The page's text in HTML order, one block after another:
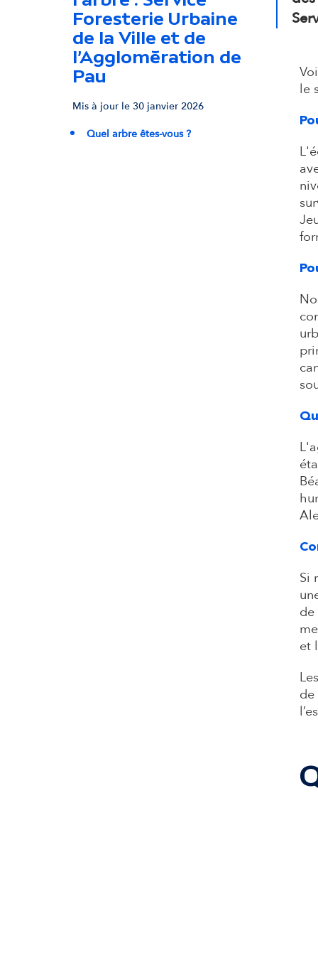
Foresterie Urbaine
de la Ville et de
l’Agglomération de
Pau
Mis à jour le 30 janvier 2026
Quel arbre êtes-vous ?
le
Si
de
et